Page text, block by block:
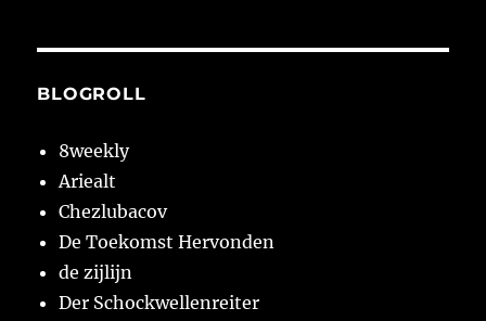
BLOGROLL
8weekly
Ariealt
Chezlubacov
De Toekomst Hervonden
de zijlijn
Der Schockwellenreiter